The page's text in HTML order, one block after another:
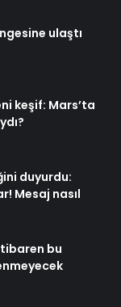
ulaştı
keşif: Mars’ta
duyurdu:
Mesaj nasıl
bu